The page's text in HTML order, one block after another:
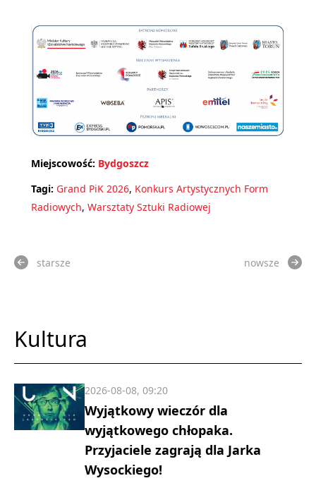
Miejscowość: Bydgoszcz
Tagi: Grand PiK 2026, Konkurs Artystycznych Form
Radiowych, Warsztaty Sztuki Radiowej
starsze nowsze
Kultura
Wyjątkowy wieczór dla
wyjątkowego chłopaka.
Przyjaciele zagrają dla Jarka
Wysockiego!
2026-08-08, 09:20